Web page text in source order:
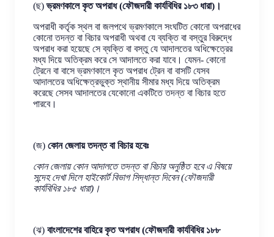
(ছ)ভ্রমণকালে কৃত অপরাধ (ফৌজদারী কার্যবিধির ১৮৩ ধারা)।
অপরাধী কর্তৃক স্থল বা জলপথে ভ্রমণকালে সংঘটিত কোনো অপরাধের
কোনো তদন্ত বা বিচার অপরাধী অথবা যে ব্যক্তি বা বস্তুর বিরুদ্ধে
অপরাধ করা হয়েছে সে ব্যক্তি বা বস্তু যে আদালতের অধিক্ষেত্রের
মধ্য দিয়ে অতিক্রম করে সে আদালতে করা যাবে। যেমন- কোনো
ট্রেনে বা বাসে ভ্রমণকালে কৃত অপরাধ ট্রেন বা বাসটি যেসব
আদালতের অধিক্ষেত্রভুক্ত স্থানীয় সীমার মধ্য দিয়ে অতিক্রম
করেছে সেসব আদালতের যেকোনো একটিতে তদন্ত বা বিচার হতে
পারবে।
(জ) কোন জেলায় তদন্ত বা বিচার হবেঃ
কোন জেলায় কোন আদালতে তদন্ত বা বিচার অনুষ্ঠিত হবে এ বিষয়ে
সন্দেহ দেখা দিলে হাইকোর্ট বিভাগ সিদ্ধান্ত দিবেন (ফৌজদারী
কার্যবিধির ১৮৫ ধারা)।
(ঝ) বাংলাদেশের বাহিরে কৃত অপরাধ (ফৌজদারী কার্যবিধির ১৮৮